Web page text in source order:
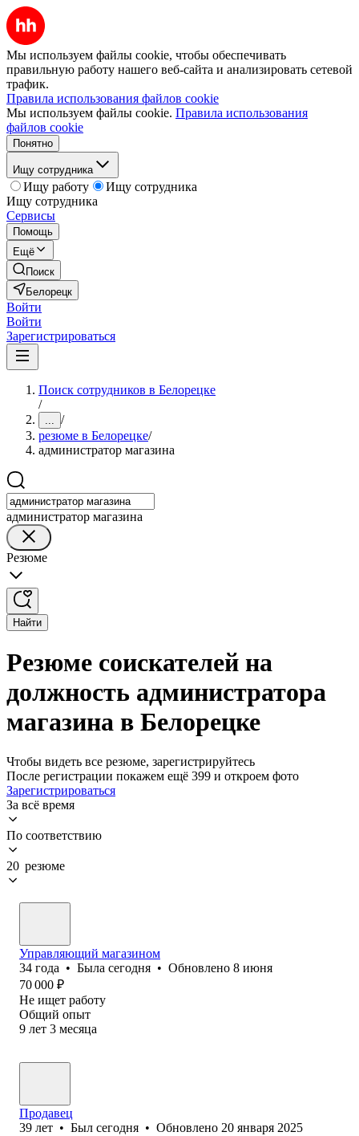
Мы используем файлы cookie, чтобы обеспечивать
правильную работу нашего веб-сайта и анализировать сетевой
трафик.
Правила использования файлов cookie
Мы используем файлы cookie. Правила использования
файлов cookie
Понятно
Ищу сотрудника
Ищу работу
Ищу сотрудника
Ищу сотрудника
Сервисы
Помощь
Ещё
Поиск
Белорецк
Войти
Войти
Зарегистрироваться
Поиск сотрудников в Белорецке
/
... /
резюме в Белорецке/
администратор магазина
администратор магазина
Резюме
Найти
Резюме соискателей на
должность администратора
магазина в Белорецке
Чтобы видеть все резюме, зарегистрируйтесь
После регистрации покажем ещё 399 и откроем фото
Зарегистрироваться
За всё время
По соответствию
20 резюме
Управляющий магазином
34 года • Была сегодня • Обновлено 8 июня
70 000 ₽
Не ищет работу
Общий опыт
9 лет 3 месяца
Продавец
39 лет • Был сегодня • Обновлено 20 января 2025